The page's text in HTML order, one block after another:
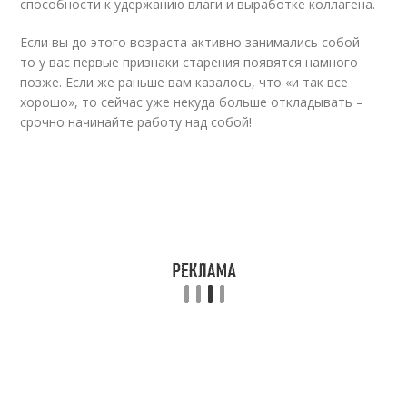
способности к удержанию влаги и выработке коллагена.
Если вы до этого возраста активно занимались собой –
то у вас первые признаки старения появятся намного
позже. Если же раньше вам казалось, что «и так все
хорошо», то сейчас уже некуда больше откладывать –
срочно начинайте работу над собой!